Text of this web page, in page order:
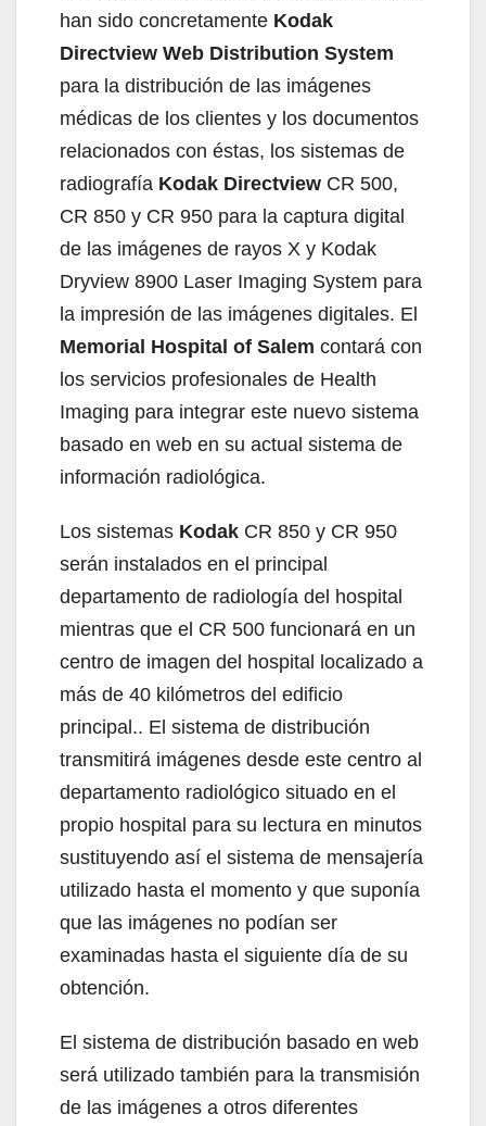
han sido concretamente Kodak
Directview Web Distribution System
para la distribución de las imágenes
médicas de los clientes y los documentos
relacionados con éstas, los sistemas de
radiografía Kodak Directview CR 500,
CR 850 y CR 950 para la captura digital
de las imágenes de rayos X y Kodak
Dryview 8900 Laser Imaging System para
la impresión de las imágenes digitales. El
Memorial Hospital of Salem contará con
los servicios profesionales de Health
Imaging para integrar este nuevo sistema
basado en web en su actual sistema de
información radiológica.
Los sistemas Kodak CR 850 y CR 950
serán instalados en el principal
departamento de radiología del hospital
mientras que el CR 500 funcionará en un
centro de imagen del hospital localizado a
más de 40 kilómetros del edificio
principal.. El sistema de distribución
transmitirá imágenes desde este centro al
departamento radiológico situado en el
propio hospital para su lectura en minutos
sustituyendo así el sistema de mensajería
utilizado hasta el momento y que suponía
que las imágenes no podían ser
examinadas hasta el siguiente día de su
obtención.
El sistema de distribución basado en web
será utilizado también para la transmisión
de las imágenes a otros diferentes